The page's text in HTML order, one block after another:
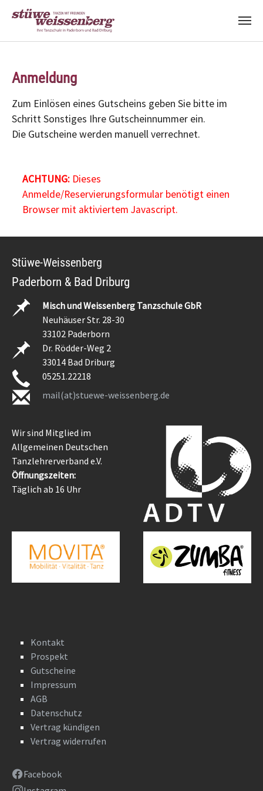
Anmeldung
Zum Einlösen eines Gutscheins geben Sie bitte im
Schritt Sonstiges Ihre Gutscheinnummer ein.
Die Gutscheine werden manuell verrechnet.
ACHTUNG:Dieses
Anmelde/Reservierungsformular benötigt einen
Browser mit aktiviertem Javascript.
Stüwe-Weissenberg
Paderborn & Bad Driburg
Misch und Weissenberg Tanzschule GbR
Neuhäuser Str. 28-30
33102 Paderborn
Dr. Rödder-Weg 2
33014 Bad Driburg
05251.22218
mail(at)stuewe-weissenberg.de
Wir sind Mitglied im
Allgemeinen Deutschen
Tanzlehrerverband e.V.
Öffnungszeiten:
Täglich ab 16 Uhr
Kontakt
Prospekt
Gutscheine
Impressum
AGB
Datenschutz
Vertrag kündigen
Vertrag widerrufen
Facebook